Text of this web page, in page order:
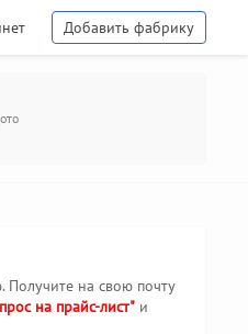
Добавить фабрику
на свою почту
на прайс-лист" и